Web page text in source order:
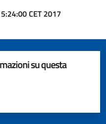
CET 2017
su questa
5